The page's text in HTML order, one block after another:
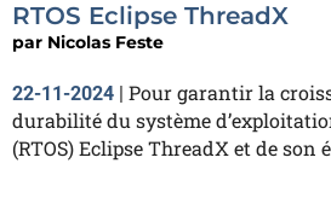
RTOS Eclipse ThreadX
par Nicolas Feste
22-11-2024 | Pour garantir la
durabilité du système
(RTOS) Eclipse ThreadX et de son